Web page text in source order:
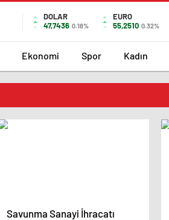
DOLAR
47,7436 0.18%
EURO
55,2510 0.32%
Ekonomi Spor Kadın
Savunma Sanayi İhracatı